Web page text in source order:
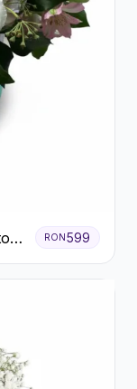
RON599